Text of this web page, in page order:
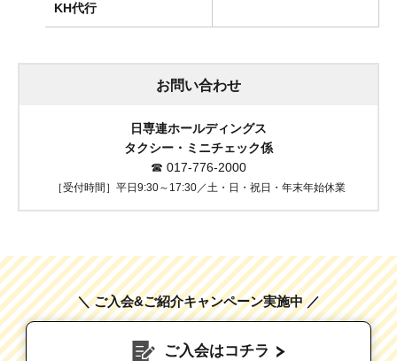
KH代行
お問い合わせ
日専連ホールディングス
タクシー・ミニチェック係
☎ 017-776-2000
［受付時間］平日9:30～17:30／土・日・祝日・年末年始休業
＼ ご入会&ご紹介キャンペーン実施中 ／
ご入会はコチラ